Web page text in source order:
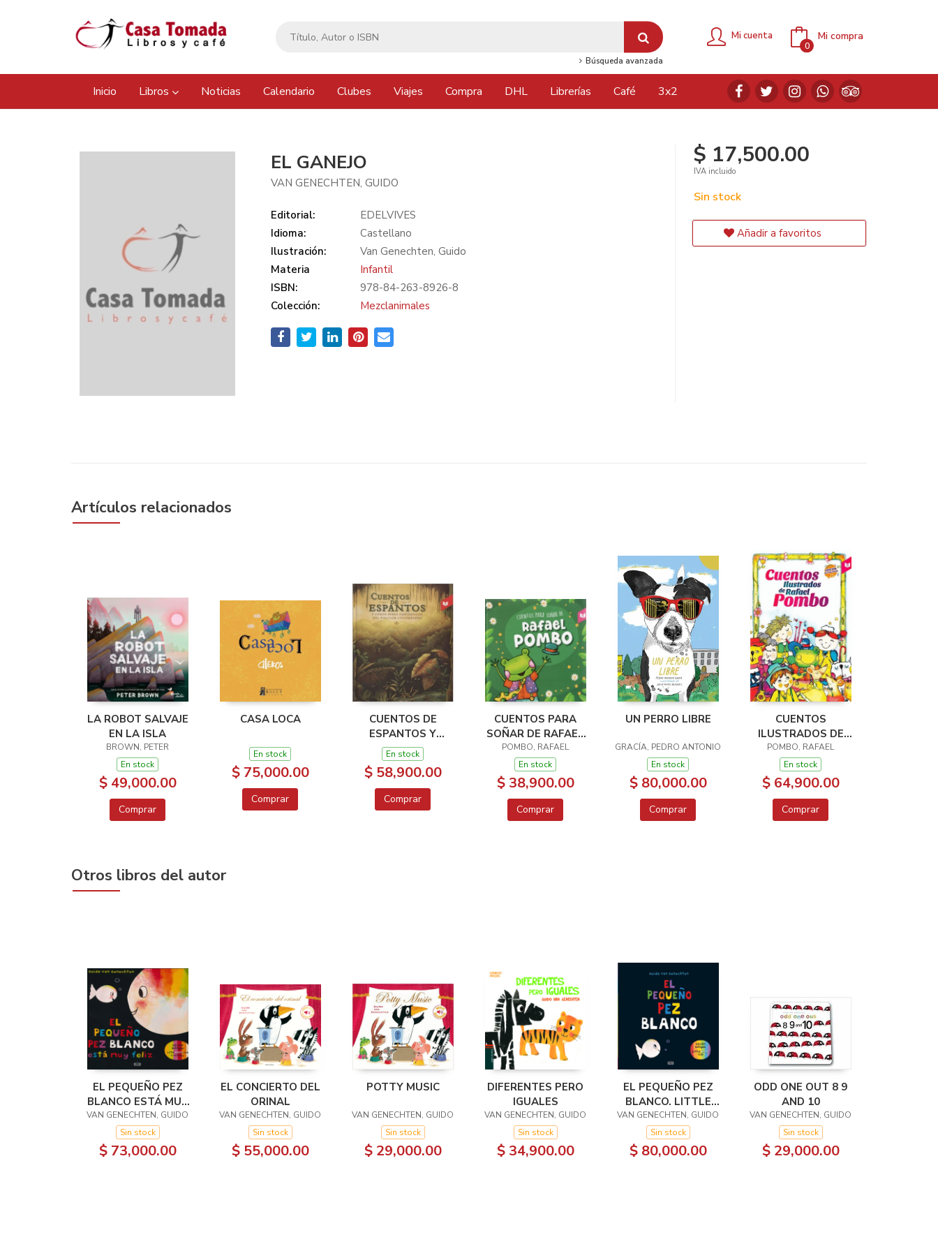
Búsqueda avanzada
Mi cuenta Mi compra
0
Inicio Libros Noticias Calendario Clubes Viajes Compra DHL Librerías Café 3x2
EL GANEJO
VAN GENECHTEN, GUIDO
Editorial:
EDELVIVES
Idioma:
Castellano
Ilustración:
Van Genechten, Guido
Materia
Infantil
ISBN:
978-84-263-8926-8
Colección:
Mezclanimales
$ 17,500.00
IVA incluido
Sin stock
Añadir a favoritos
Artículos relacionados
LA ROBOT SALVAJE
EN LA ISLA
BROWN, PETER
En stock
$ 49,000.00
Comprar
CASA LOCA
En stock
$ 75,000.00
Comprar
CUENTOS DE
ESPANTOS Y
OTROS SERE
FANTÁSTICOS DEL
FOLCLOR
COLOMBIANO
En stock
$ 58,900.00
Comprar
CUENTOS PARA
SOÑAR DE RAFAEL
POMBO
POMBO, RAFAEL
En stock
$ 38,900.00
Comprar
UN PERRO LIBRE
GRACÍA, PEDRO ANTONIO
En stock
$ 80,000.00
Comprar
CUENTOS
ILUSTRADOS DE
RAFAEL POMBO
POMBO, RAFAEL
En stock
$ 64,900.00
Comprar
Otros libros del autor
EL PEQUEÑO PEZ
BLANCO ESTÁ MUY
FELIZ. BILINGUE
VAN GENECHTEN, GUIDO
Sin stock
$ 73,000.00
EL CONCIERTO DEL
ORINAL
VAN GENECHTEN, GUIDO
Sin stock
$ 55,000.00
POTTY MUSIC
VAN GENECHTEN, GUIDO
Sin stock
$ 29,000.00
DIFERENTES PERO
IGUALES
VAN GENECHTEN, GUIDO
Sin stock
$ 34,900.00
EL PEQUEÑO PEZ
BLANCO. LITTLE
WHITE FISH
VAN GENECHTEN, GUIDO
Sin stock
$ 80,000.00
ODD ONE OUT 8 9
AND 10
VAN GENECHTEN, GUIDO
Sin stock
$ 29,000.00